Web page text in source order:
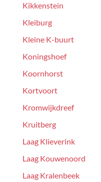
Kikkenstein
Kleiburg
Kleine K-buurt
Koningshoef
Koornhorst
Kortvoort
Kromwijkdreef
Kruitberg
Laag Klieverink
Laag Kouwenoord
Laag Kralenbeek